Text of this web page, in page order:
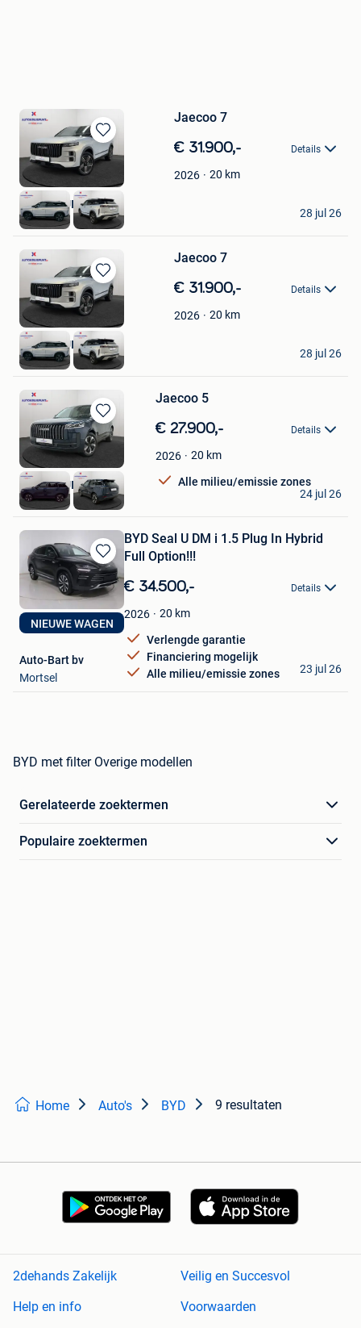
Bewaren
in
Mijn
Favorieten
Jaecoo 7
€ 31.900,- Details
2026 20 km
AUTOKRUISPUNT
Tielt
28 jul 26
Bewaren
in
Mijn
Favorieten
Jaecoo 7
€ 31.900,- Details
2026 20 km
AUTOKRUISPUNT
Tielt
28 jul 26
Bewaren
in
Mijn
Favorieten
Jaecoo 5
€ 27.900,- Details
2026 20 km
Alle milieu/emissie zones
AUTOKRUISPUNT
Tielt
24 jul 26
Bewaren
in
Mijn
Favorieten
NIEUWE WAGEN
BYD Seal U DM i 1.5 Plug In Hybrid
Full Option!!!
€ 34.500,- Details
2026 20 km
Verlengde garantie
Financiering mogelijk
Alle milieu/emissie zones
Auto-Bart bv
Mortsel
23 jul 26
BYD met filter Overige modellen
Gerelateerde zoektermen
Populaire zoektermen
Home Auto's BYD 9 resultaten
2dehands Zakelijk
Veilig en Succesvol
Help en info
Voorwaarden